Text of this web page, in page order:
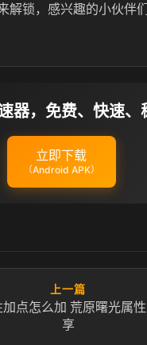
解锁，感兴趣的小伙伴
器，免费、快速、
立即下载
（Android APK）
上一篇
点怎么加 荒原曙光属
享